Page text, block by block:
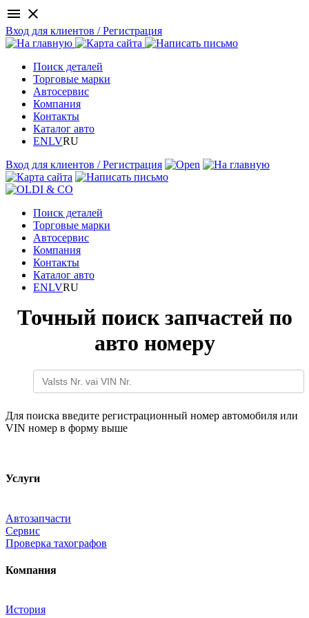
menu close
Вход для клиентов / Регистрация
Поиск деталей
Торговые марки
Автосервис
Компания
Контакты
Каталог авто
ENLVRU
Вход для клиентов / Регистрация
Поиск деталей
Торговые марки
Автосервис
Компания
Контакты
Каталог авто
ENLVRU
Точный поиск запчастей по
авто номеру
Для поиска введите регистрационный номер автомобиля или
VIN номер в форму выше
Услуги
Автозапчасти
Сервис
Проверка тахографов
Компания
История